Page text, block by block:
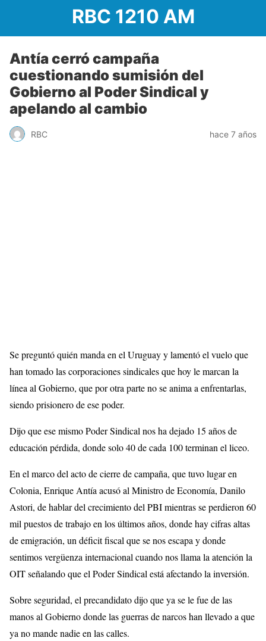
RBC 1210 AM
Antía cerró campaña
cuestionando sumisión del
Gobierno al Poder Sindical y
apelando al cambio
RBC hace 7 años
Se preguntó quién manda en el Uruguay y lamentó el vuelo que
han tomado las corporaciones sindicales que hoy le marcan la
línea al Gobierno, que por otra parte no se anima a enfrentarlas,
siendo prisionero de ese poder.
Dijo que ese mismo Poder Sindical nos ha dejado 15 años de
educación pérdida, donde solo 40 de cada 100 terminan el liceo.
En el marco del acto de cierre de campaña, que tuvo lugar en
Colonia, Enrique Antía acusó al Ministro de Economía, Danilo
Astori, de hablar del crecimiento del PBI mientras se perdieron 60
mil puestos de trabajo en los últimos años, donde hay cifras altas
de emigración, un déficit fiscal que se nos escapa y donde
sentimos vergüenza internacional cuando nos llama la atención la
OIT señalando que el Poder Sindical está afectando la inversión.
Sobre seguridad, el precandidato dijo que ya se le fue de las
manos al Gobierno donde las guerras de narcos han llevado a que
ya no mande nadie en las calles.